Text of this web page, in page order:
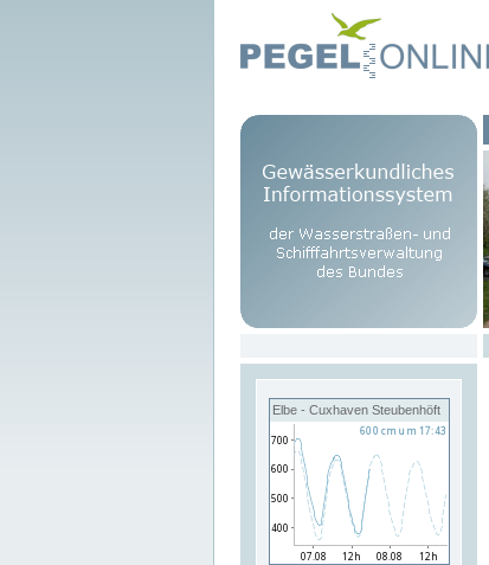
Elbe - Cuxhaven Steubenhöft